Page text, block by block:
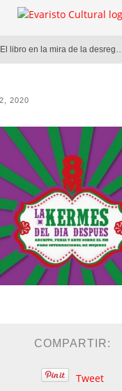
El libro en la mira de la
Diego Meret | Hotel Acapulco
Alejandra Correa | La nieve
2020
COMPARTIR:
Tweet